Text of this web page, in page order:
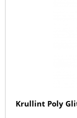
Krullint Poly